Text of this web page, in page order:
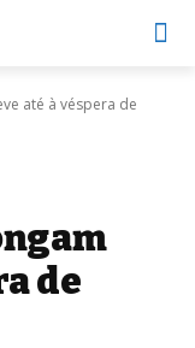
até à véspera de
de